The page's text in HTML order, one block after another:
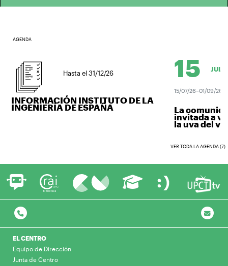
AGENDA
Hasta el 31/12/26
INFORMACIÓN INSTITUTO DE LA
INGENIERÍA DE ESPAÑA
15 JUL.
15/07/26–01/09/26
La
invitada a
la uva del
VER TODA LA AGENDA (7)
EL CENTRO
Equipo de Dirección
Junta de Centro